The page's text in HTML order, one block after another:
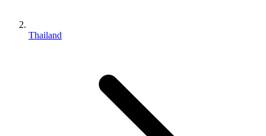
Thailand